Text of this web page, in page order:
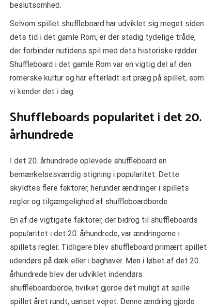
beslutsomhed.
Selvom spillet shuffleboard har udviklet sig meget siden
dets tid i det gamle Rom, er der stadig tydelige tråde,
der forbinder nutidens spil med dets historiske rødder.
Shuffleboard i det gamle Rom var en vigtig del af den
romerske kultur og har efterladt sit præg på spillet, som
vi kender det i dag.
Shuffleboards popularitet i det 20.
århundrede
I det 20. århundrede oplevede shuffleboard en
bemærkelsesværdig stigning i popularitet. Dette
skyldtes flere faktorer, herunder ændringer i spillets
regler og tilgængelighed af shuffleboardborde.
En af de vigtigste faktorer, der bidrog til shuffleboards
popularitet i det 20. århundrede, var ændringerne i
spillets regler. Tidligere blev shuffleboard primært spillet
udendørs på dæk eller i baghaver. Men i løbet af det 20.
århundrede blev der udviklet indendørs
shuffleboardborde, hvilket gjorde det muligt at spille
spillet året rundt, uanset vejret. Denne ændring gjorde